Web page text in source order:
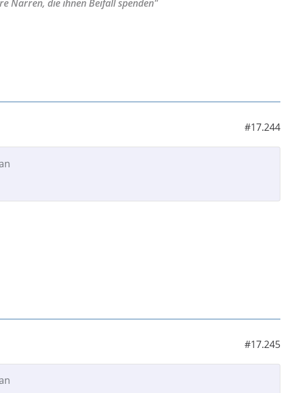
Narren, die ihnen Beifall spenden"
#17.244
#17.245